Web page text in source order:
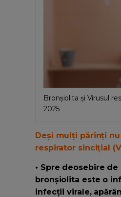
Bronșiolita și Virusul
2025
Deși mulți părinți
respirator sincițial
• Spre deosebire
bronșiolita este o
infecții virale,